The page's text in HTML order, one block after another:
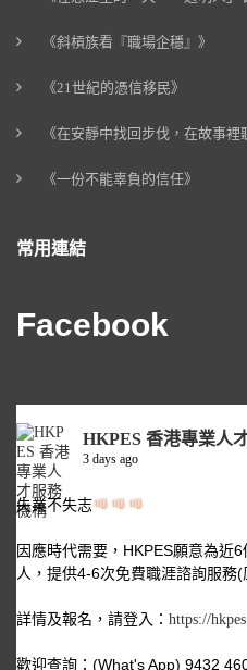
《斜槓族看『職場企穩』》
《21世紀的憑信移民》
《在安靜中找回步伐，在故事裡
《一份不能辜負的信任》
常用連結
Facebook
HKPES 香港專業人
3 days ago
失業不失志
因應時代需要，HKPES願意為近
人，提供4-6次免費職涯諮詢服務
詳情及報名，請登入： https://
歡迎查詢：(What's App) 9432